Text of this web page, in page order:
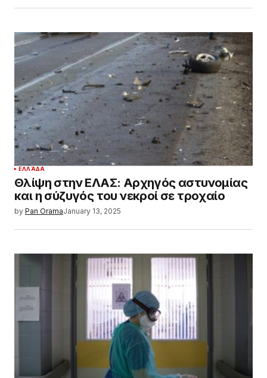
ΕΛΛΆΔΑ
Θλίψη στην ΕΛΑΣ: Αρχηγός αστυνομίας
και η σύζυγός του νεκροί σε τροχαίο
by Pan OramaJanuary 13, 2025